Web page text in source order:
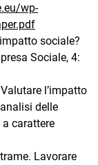
wp-
sociale?
Sociale, 4:
l’impatto
delle
carattere
Lavorare